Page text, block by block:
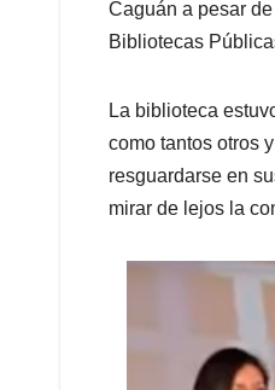
Caguán a pesar
Bibliotecas
La biblioteca
como tantos otros
resguardarse en
mirar de lejos la